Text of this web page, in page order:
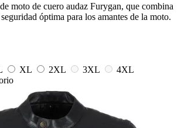
moto de cuero audaz Furygan, que combina
óptima para los amantes de la moto.
XL 2XL 3XL
4XL